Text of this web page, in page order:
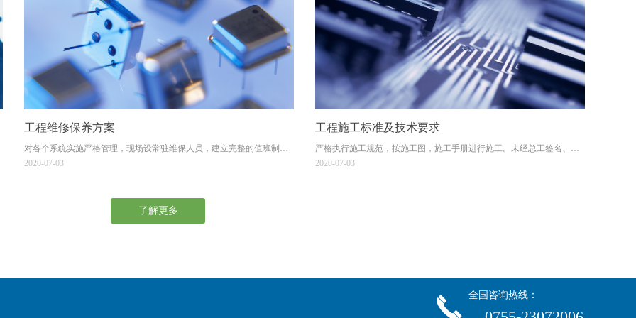
了解更多
工程维修保养方案
对各个系统实施严格管理，现场设常驻维保人员，建立完整的值班制度
和维修保养规则，值班人员应认真监测系统运行状况，随时记录异常情
2020-07-03
工程施工标准及技术要求
严格执行施工规范，按施工图，施工手册进行施工。未经总工签名、项
目经理同意并向监理公司申报，不得随意改动施工方案。对施工完成部
2020-07-03
끅 全国咨询热线：